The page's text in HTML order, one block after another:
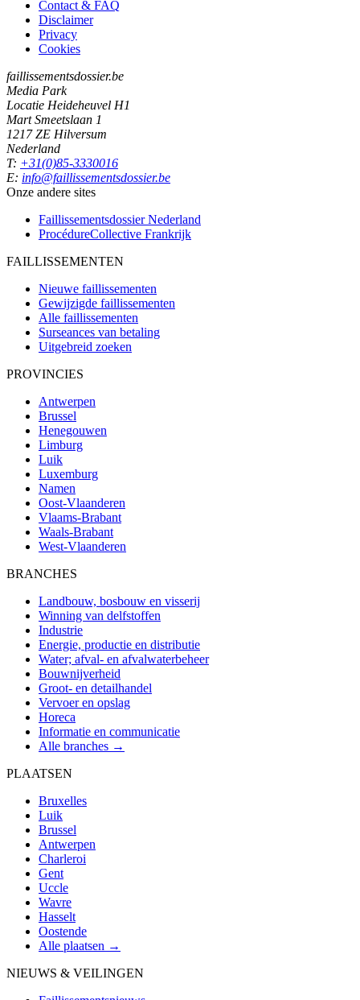
Contact & FAQ
Disclaimer
Privacy
Cookies
faillissementsdossier.be
Media Park
Locatie Heideheuvel H1
Mart Smeetslaan 1
1217 ZE Hilversum
Nederland
T: +31(0)85-3330016
E: info@faillissementsdossier.be
Onze andere sites
Faillissementsdossier Nederland
ProcédureCollective Frankrijk
FAILLISSEMENTEN
Nieuwe faillissementen
Gewijzigde faillissementen
Alle faillissementen
Surseances van betaling
Uitgebreid zoeken
PROVINCIES
Antwerpen
Brussel
Henegouwen
Limburg
Luik
Luxemburg
Namen
Oost-Vlaanderen
Vlaams-Brabant
Waals-Brabant
West-Vlaanderen
BRANCHES
Landbouw, bosbouw en visserij
Winning van delfstoffen
Industrie
Energie, productie en distributie
Water; afval- en afvalwaterbeheer
Bouwnijverheid
Groot- en detailhandel
Vervoer en opslag
Horeca
Informatie en communicatie
Alle branches →
PLAATSEN
Bruxelles
Luik
Brussel
Antwerpen
Charleroi
Gent
Uccle
Wavre
Hasselt
Oostende
Alle plaatsen →
NIEUWS & VEILINGEN